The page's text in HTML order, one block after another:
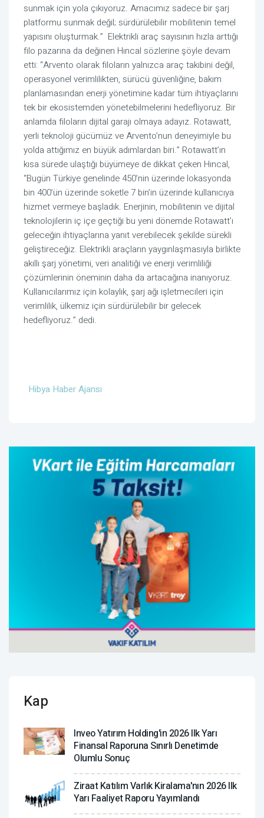
sunmak için yola çıkıyoruz. Amacımız sadece bir şarj
platformu sunmak değil; sürdürülebilir mobilitenin temel
yapısını oluşturmak.” Elektrikli araç sayısının hızla arttığı
filo pazarına da değinen Hıncal sözlerine şöyle devam
etti: “Arvento olarak filoların yalnızca araç takibini değil,
operasyonel verimlilikten, sürücü güvenliğine, bakım
planlamasından enerji yönetimine kadar tüm ihtiyaçlarını
tek bir ekosistemden yönetebilmelerini hedefliyoruz. Bir
anlamda filoların dijital garajı olmaya adayız. Rotawatt,
yerli teknoloji gücümüz ve Arvento’nun deneyimiyle bu
yolda attığımız en büyük adımlardan biri.” Rotawatt’ın
kısa sürede ulaştığı büyümeye de dikkat çeken Hıncal,
“Bugün Türkiye genelinde 450’nin üzerinde lokasyonda
bin 400’ün üzerinde soketle 7 bin’in üzerinde kullanıcıya
hizmet vermeye başladık. Enerjinin, mobilitenin ve dijital
teknolojilerin iç içe geçtiği bu yeni dönemde Rotawatt’ı
geleceğin ihtiyaçlarına yanıt verebilecek şekilde sürekli
geliştireceğiz. Elektrikli araçların yaygınlaşmasıyla birlikte
akıllı şarj yönetimi, veri analitiği ve enerji verimliliği
çözümlerinin öneminin daha da artacağına inanıyoruz.
Kullanıcılarımız için kolaylık, şarj ağı işletmecileri için
verimlilik, ülkemiz için sürdürülebilir bir gelecek
hedefliyoruz.” dedi.
Hibya Haber Ajansı
Kap
Inveo Yatırım Holding'in 2026 Ilk Yarı
Finansal Raporuna Sınırlı Denetimde
Olumlu Sonuç
Ziraat Katılım Varlık Kiralama'nın 2026 Ilk
Yarı Faaliyet Raporu Yayımlandı